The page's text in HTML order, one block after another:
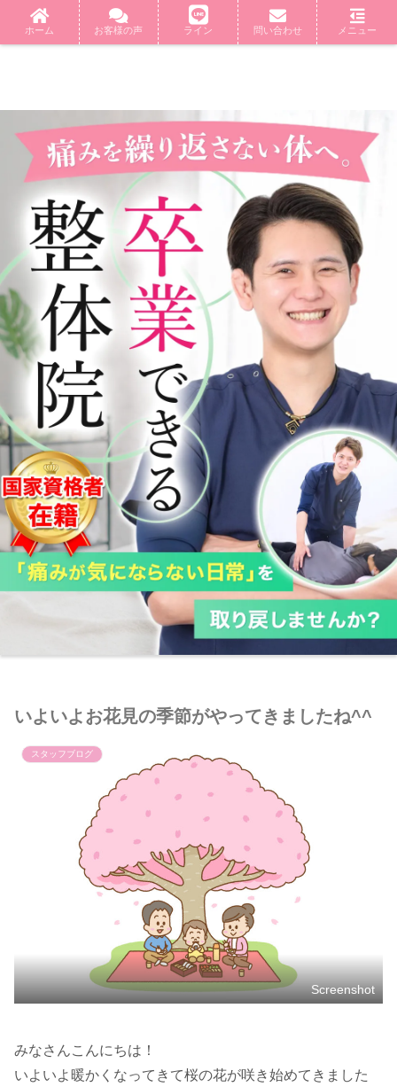
いよいよお花見の季節がやってきましたね^^
スタッフブログ
Screenshot
みなさんこんにちは！
いよいよ暖かくなってきて桜の花が咲き始めてきました
ホーム お客様の声 ライン 問い合わせ メニュー